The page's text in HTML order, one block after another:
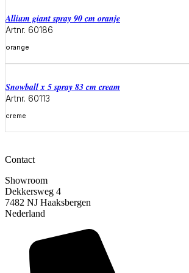
allium giant spray 90 cm oranje
Artnr. 60186
orange
Meer informatie
snowball x 5 spray 83 cm cream
Artnr. 60113
creme
Contact
Showroom
Dekkersweg 4
7482 NJ Haaksbergen
Nederland